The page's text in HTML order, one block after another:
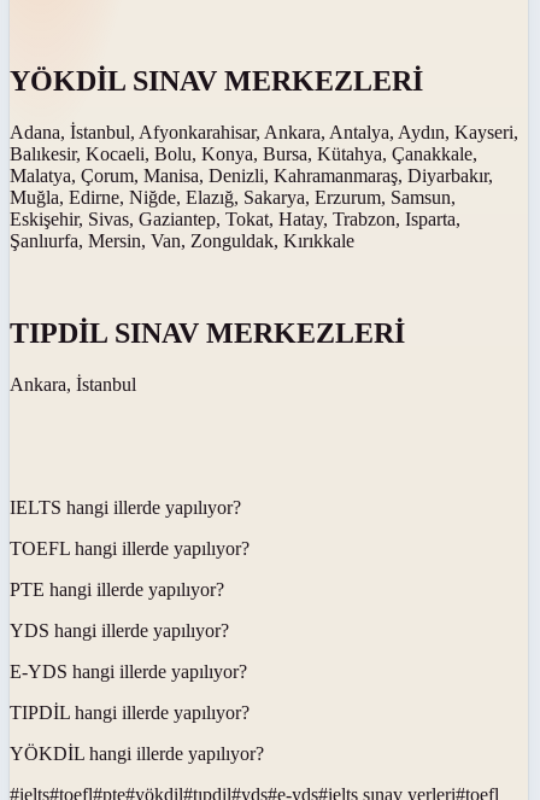
YÖKDİL SINAV MERKEZLERİ
Adana, İstanbul, Afyonkarahisar, Ankara, Antalya, Aydın, Kayseri,
Balıkesir, Kocaeli, Bolu, Konya, Bursa, Kütahya, Çanakkale,
Malatya, Çorum, Manisa, Denizli, Kahramanmaraş, Diyarbakır,
Muğla, Edirne, Niğde, Elazığ, Sakarya, Erzurum, Samsun,
Eskişehir, Sivas, Gaziantep, Tokat, Hatay, Trabzon, Isparta,
Şanlıurfa, Mersin, Van, Zonguldak, Kırıkkale
TIPDİL SINAV MERKEZLERİ
Ankara, İstanbul
IELTS hangi illerde yapılıyor?
TOEFL hangi illerde yapılıyor?
PTE hangi illerde yapılıyor?
YDS hangi illerde yapılıyor?
E-YDS hangi illerde yapılıyor?
TIPDİL hangi illerde yapılıyor?
YÖKDİL hangi illerde yapılıyor?
#ielts#toefl#pte#yökdil#tıpdil#yds#e-yds#ielts sınav yerleri#toefl